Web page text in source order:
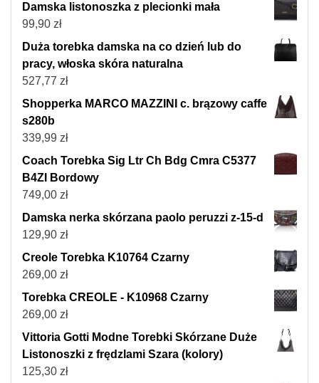
Damska listonoszka z plecionki mała
99,90 zł
Duża torebka damska na co dzień lub do
pracy, włoska skóra naturalna
527,77 zł
Shopperka MARCO MAZZINI c. brązowy caffe
s280b
339,99 zł
Coach Torebka Sig Ltr Ch Bdg Cmra C5377
B4ZI Bordowy
749,00 zł
Damska nerka skórzana paolo peruzzi z-15-d
129,90 zł
Creole Torebka K10764 Czarny
269,00 zł
Torebka CREOLE - K10968 Czarny
269,00 zł
Vittoria Gotti Modne Torebki Skórzane Duże
Listonoszki z frędzlami Szara (kolory)
125,30 zł